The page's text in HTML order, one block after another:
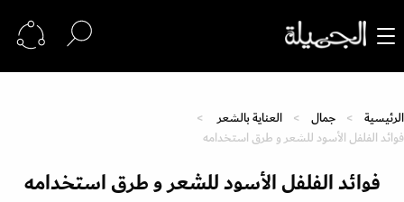
الرئيسية جمال
العناية بالشعر
فوائد الفلفل الأسود للشعر و طرق استخدامه
فوائد الفلفل الأسود للشعر و طرق استخدامه